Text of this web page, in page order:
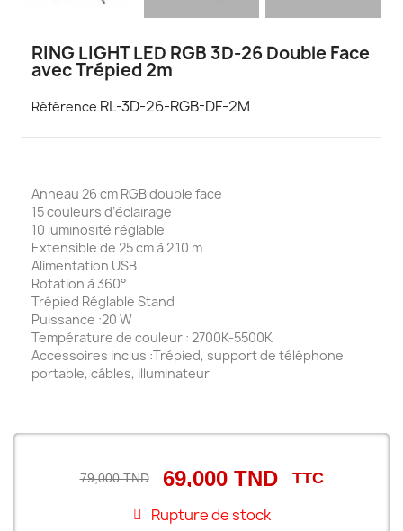
RING LIGHT LED RGB 3D-26 Double Face
avec Trépied 2m
Référence RL-3D-26-RGB-DF-2M
Anneau 26 cm RGB double face
15 couleurs d’éclairage
10 luminosité réglable
Extensible de 25 cm à 2.10 m
Alimentation USB
Rotation à 360°
Trépied Réglable Stand
Puissance :20 W
Température de couleur : 2700K-5500K
Accessoires inclus :Trépied, support de téléphone
portable, câbles, illuminateur
79,000 TND 69,000 TND TTC
Rupture de stock